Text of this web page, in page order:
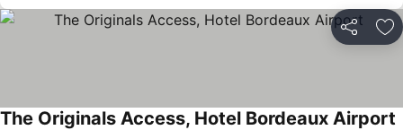
Partilhar
The Originals Access, Hotel Bordeaux Airport